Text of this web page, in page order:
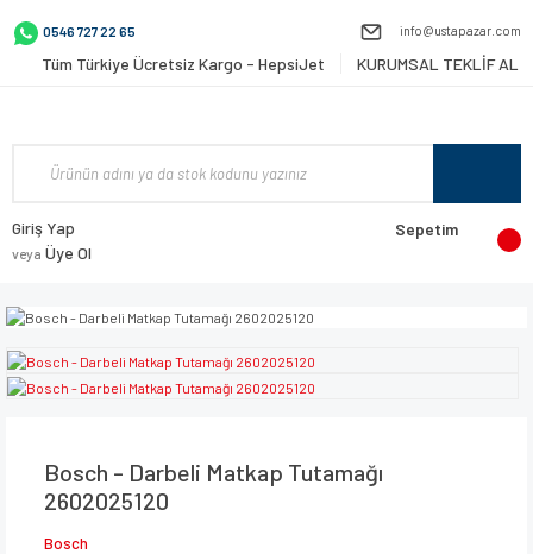
0546 727 22 65 info@ustapazar.com
Tüm Türkiye Ücretsiz Kargo - HepsiJet KURUMSAL TEKLİF AL
Giriş Yap
veya Üye Ol
Sepetim
Bosch - Darbeli Matkap Tutamağı
2602025120
Bosch